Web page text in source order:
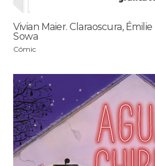
Vivian Maier. Claraoscura,
Sowa
Cómic